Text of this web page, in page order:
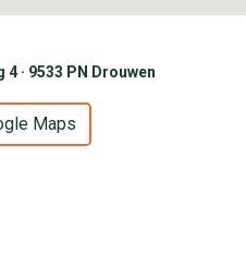
· 9533 PN Drouwen
Maps